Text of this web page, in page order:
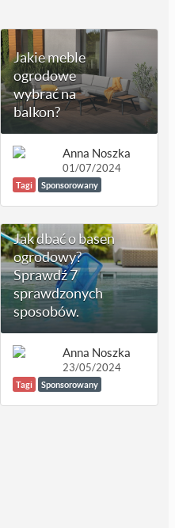
Jakie meble
ogrodowe
wybrać na
balkon?
Anna Noszka
01/07/2024
Tagi Sponsorowany
Jak dbać o basen
ogrodowy?
Sprawdź 7
sprawdzonych
sposobów.
Anna Noszka
23/05/2024
Tagi Sponsorowany